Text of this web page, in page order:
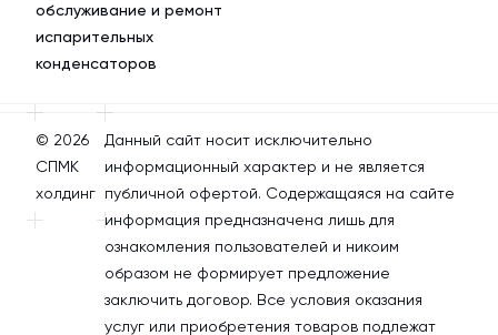
обслуживание и ремонт
испарительных
конденсаторов
© 2026
СПМК
холдинг
Данный сайт носит исключительно
информационный характер и не является
публичной офертой. Содержащаяся на сайте
информация предназначена лишь для
ознакомления пользователей и никоим
образом не формирует предложение
заключить договор. Все условия оказания
услуг или приобретения товаров подлежат